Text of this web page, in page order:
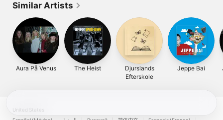
Similar Artists
Aura På Venus The Heist
Djurslands
Efterskole
Jeppe Bai
United States